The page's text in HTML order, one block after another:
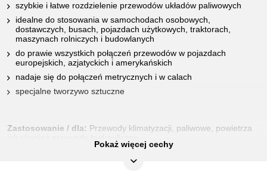
szybkie i łatwe rozdzielenie przewodów układów paliwowych
idealne do stosowania w samochodach osobowych,
dostawczych, busach, pojazdach użytkowych, traktorach,
maszynach rolniczych i budowlanych
do prawie wszystkich połączeń przewodów w pojazdach
europejskich, azjatyckich i amerykańskich
nadaje się do połączeń metrycznych i w calach
specjalne tworzywo sztuczne
Zastosowanie / dla: Przewody klimatyzacji, paliwowe, powietrza
Pokaż więcej cechy